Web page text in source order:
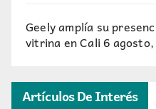
Geely amplía su
vitrina en Cali 6
Artículos De Interés